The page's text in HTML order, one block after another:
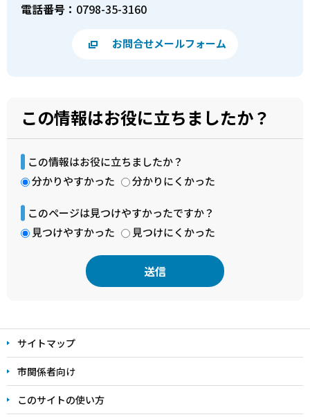
電話番号： 0798-35-3160
お問合せメールフォーム
この情報はお役に立ちましたか？
この情報はお役に立ちましたか？
分かりやすかった
分かりにくかった
このページは見つけやすかったですか？
見つけやすかった
見つけにくかった
文
こ
こ
ま
で
サイトマップ
市関係者向け
このサイトの使い方